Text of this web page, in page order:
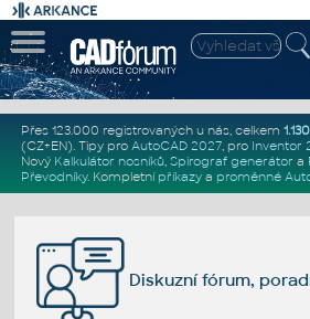
Přes 123.000 registrovaných u nás, celkem
(CZ+EN). Tipy pro AutoCAD 2027, pro Inventor
Nový Kalkulátor nosníků, Spirograf generátor a
Převodníky. Kompletní příkazya proměnné
Diskuzní fórum,